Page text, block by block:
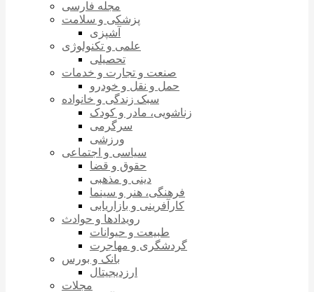
مجله فارسی
پزشکی و سلامت
آشپزی
علمی و تکنولوژی
تحصیلی
صنعت و تجارت و خدمات
حمل و نقل و خودرو
سبک زندگی و خانواده
زناشویی، مادر و کودک
سرگرمی
ورزشی
سیاسی و اجتماعی
حقوق و قضا
دینی و مذهبی
فرهنگی، هنر و سینما
کارآفرینی و بازاریابی
رویدادها و حوادث
طبیعت و حیوانات
گردشگری و مهاجرت
بانک و بورس
ارزدیجیتال
مجلات